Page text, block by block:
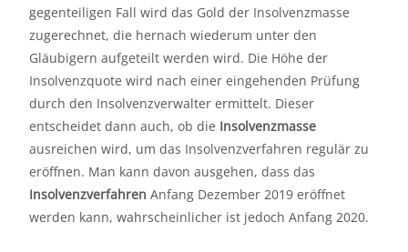
gegenteiligen Fall wird das Gold der Insolvenzmasse
zugerechnet, die hernach wiederum unter den
Gläubigern aufgeteilt werden wird. Die Höhe der
Insolvenzquote wird nach einer eingehenden Prüfung
durch den Insolvenzverwalter ermittelt. Dieser
entscheidet dann auch, ob die Insolvenzmasse
ausreichen wird, um das Insolvenzverfahren regulär zu
eröffnen. Man kann davon ausgehen, dass das
Insolvenzverfahren Anfang Dezember 2019 eröffnet
werden kann, wahrscheinlicher ist jedoch Anfang 2020.